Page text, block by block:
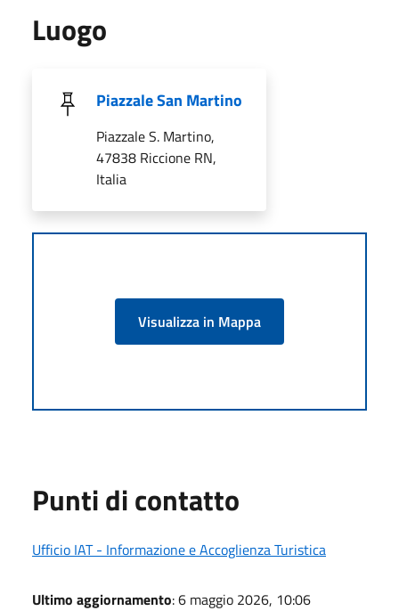
Luogo
Piazzale San Martino
Piazzale S. Martino,
47838 Riccione RN,
Italia
Visualizza in Mappa
Punti di contatto
Ufficio IAT - Informazione e Accoglienza Turistica
Ultimo aggiornamento: 6 maggio 2026, 10:06